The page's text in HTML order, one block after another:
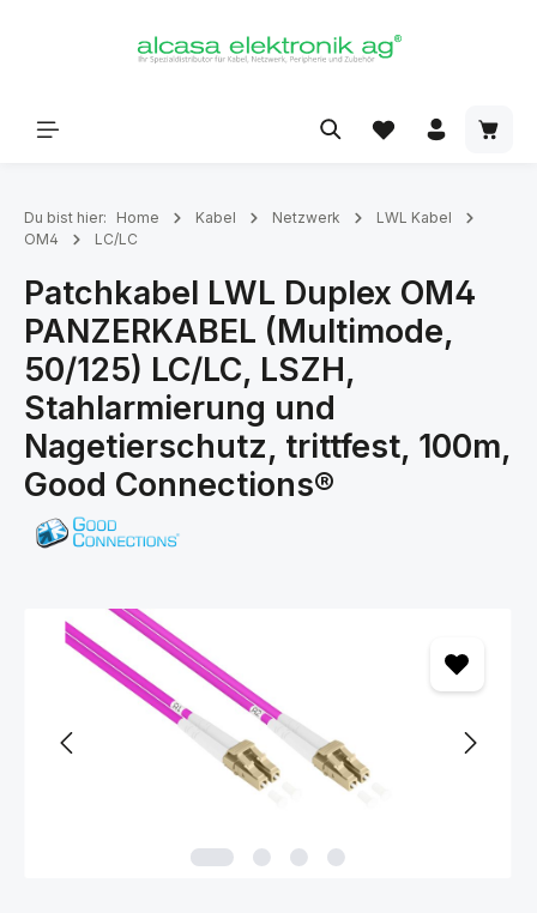
Du bist hier: Home Kabel Netzwerk
LWL Kabel
OM4
LC/LC
Patchkabel LWL Duplex OM4
PANZERKABEL (Multimode,
50/125) LC/LC, LSZH,
Stahlarmierung und
Nagetierschutz, trittfest, 100m,
Good Connections®
Bildergalerie überspringen